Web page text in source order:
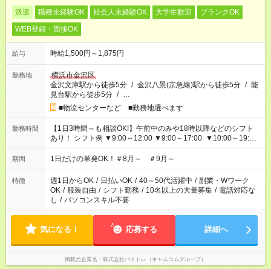
派遣 職種未経験OK 社会人未経験OK 大学生歓迎
ブランクOK
WEB登録・面接OK
給与 時給1,500円～1,875円
勤務地
横浜市金沢区
金沢文庫駅から徒歩5分 / 金沢八景(京急線)駅から徒歩5分 / 能
見台駅から徒歩5分 / …
■物流センターなど ■勤務地選べます
勤務時間
【1日3時間～も相談OK!】午前中のみや18時以降などのシフト
あり！ シフト例 ▼9:00～12:00 ▼9:00～17:00 ▼10:00～19:00
▼18:00～21:00
期間 1日だけの単発OK！＃8月～ ＃9月～
特徴 週1日からOK / 日払いOK / 40～50代活躍中 / 副業・Wワーク
OK / 服装自由 / シフト勤務 / 10名以上の大量募集 / 電話対応な
し / パソコンスキル不要
気になる！ 応募する 詳細へ
掲載元企業名 株式会社バイトレ（キャムコムグループ）